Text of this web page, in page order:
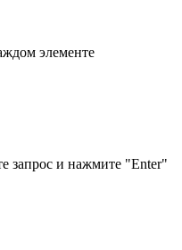
элементе
запрос и нажмите "Enter"